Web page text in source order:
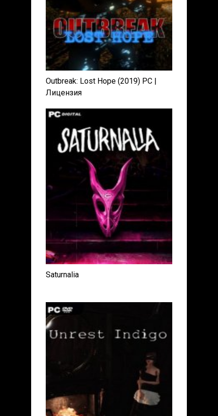
Outbreak: Lost Hope (2019) PC |
Лицензия
Saturnalia